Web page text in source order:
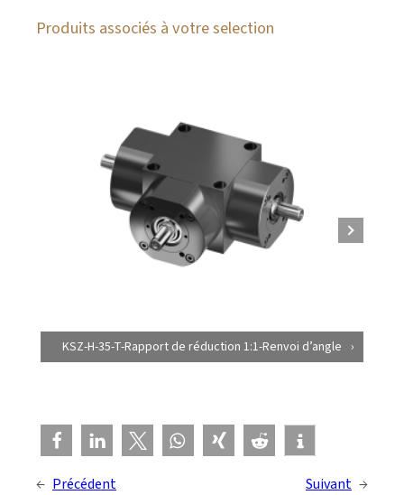
Produits associés à votre selection
KSZ-H-35-T-Rapport de réduction 1:1-Renvoi d’angle
← Précédent Suivant →